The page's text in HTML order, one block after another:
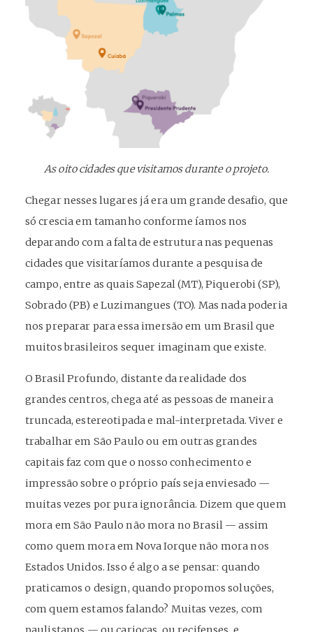
As oito cidades que visitamos durante o projeto.
Chegar nesses lugares já era um grande desafio, que
só crescia em tamanho conforme íamos nos
deparando com a falta de estrutura nas pequenas
cidades que visitaríamos durante a pesquisa de
campo, entre as quais Sapezal (MT), Piquerobi (SP),
Sobrado (PB) e Luzimangues (TO). Mas nada poderia
nos preparar para essa imersão em um Brasil que
muitos brasileiros sequer imaginam que existe.
O Brasil Profundo, distante da realidade dos
grandes centros, chega até as pessoas de maneira
truncada, estereotipada e mal-interpretada. Viver e
trabalhar em São Paulo ou em outras grandes
capitais faz com que o nosso conhecimento e
impressão sobre o próprio país seja enviesado —
muitas vezes por pura ignorância. Dizem que quem
mora em São Paulo não mora no Brasil — assim
como quem mora em Nova Iorque não mora nos
Estados Unidos. Isso é algo a se pensar: quando
praticamos o design, quando propomos soluções,
com quem estamos falando? Muitas vezes, com